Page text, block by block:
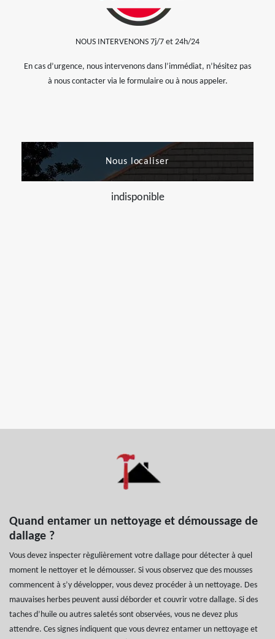
NOUS INTERVENONS 7j/7 et 24h/24
En cas d’urgence, nous intervenons dans l’immédiat, n’hésitez pas
à nous contacter via le formulaire ou à nous appeler.
Nous localiser
indisponible
Quand entamer un nettoyage et démoussage de
dallage ?
Vous devez inspecter règulièrement votre dallage pour détecter à quel
moment le nettoyer et le démousser. Si vous observez que des mousses
commencent à s’y développer, vous devez procéder à un nettoyage. Des
mauvaises herbes peuvent aussi déborder et couvrir votre dallage. Si des
taches d’huile ou autres saletés sont observées, vous ne devez plus
attendre. Ces signes indiquent que vous devrez entamer un nettoyage et